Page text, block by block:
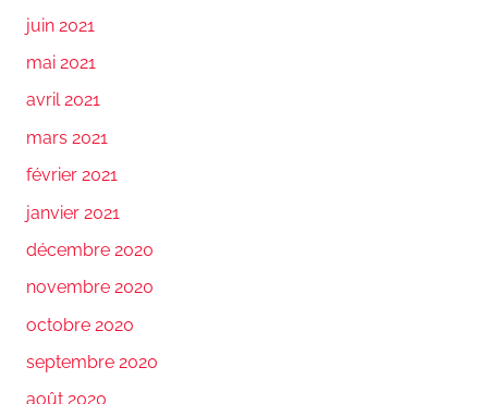
juin 2021
mai 2021
avril 2021
mars 2021
février 2021
janvier 2021
décembre 2020
novembre 2020
octobre 2020
septembre 2020
août 2020